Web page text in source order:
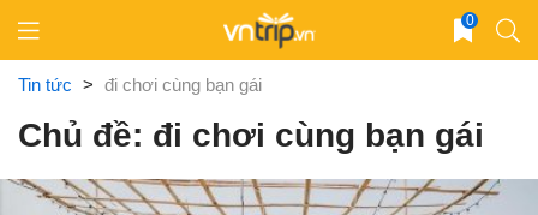
content
0
Tin tức > đi chơi cùng bạn gái
Chủ đề: đi chơi cùng bạn gái